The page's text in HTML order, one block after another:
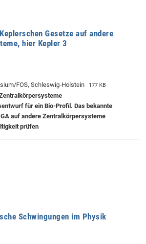
Gesetze auf andere
hier Kepler 3
FOS, Schleswig-Holstein 177 KB
für ein Bio-Profil. Das bekannte
auf andere Zentralkörpersysteme
prüfen
Schwingungen im Physik